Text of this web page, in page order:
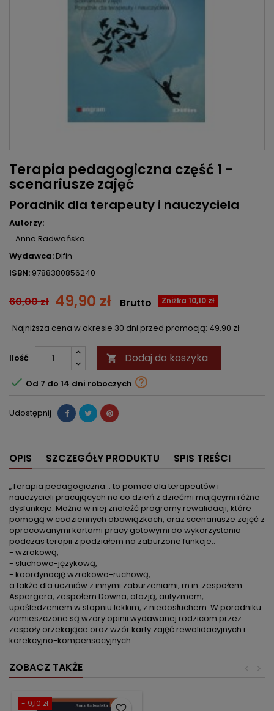
Terapia pedagogiczna część 1 -
scenariusze zajęć
Poradnik dla terapeuty i nauczyciela
Autorzy:
Anna Radwańska
Wydawca:Difin
ISBN: 9788380856240
60,00 zł 49,90 zł Zniżka 10,10 zł
Brutto
Najniższa cena w okresie 30 dni przed promocją: 49,90 zł
Ilość  Dodaj do koszyka
 Od 7 do 14 dni roboczych 
Udostępnij
OPIS SZCZEGÓŁY PRODUKTU SPIS TREŚCI
„Terapia pedagogiczna... to pomoc dla terapeutów i
nauczycieli pracujących na co dzień z dziećmi mającymi różne
dysfunkcje. Można w niej znaleźć programy rewalidacji, które
pomogą w codziennych obowiązkach, oraz scenariusze zajęć z
opracowanymi kartami pracy gotowymi do wykorzystania
podczas terapii z podziałem na zaburzone funkcje::
- wzrokową,
- sluchowo-językową,
- koordynację wzrokowo-ruchową,
a także dla uczniów z innymi zaburzeniami, m.in. zespołem
Aspergera, zespołem Downa, afazją, autyzmem,
upośledzeniem w stopniu lekkim, z niedosłuchem. W poradniku
zamieszczone są wzory opinii wydawanej rodzicom przez
zespoły orzekające oraz wzór karty zajęć rewalidacyjnych i
korekcyjno-kompensacyjnych.
ZOBACZ TAKŻE >
<
- 9,10 zł